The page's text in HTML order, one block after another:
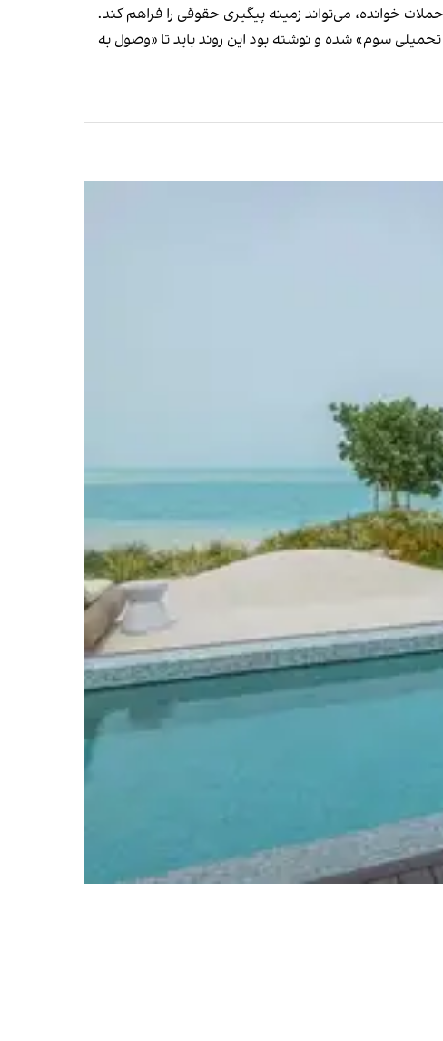
خوانده، می‌تواند زمینه پیگیری حقوقی را فراهم کند.
سوم» شده و نوشته بود این روند باید تا «وصول به